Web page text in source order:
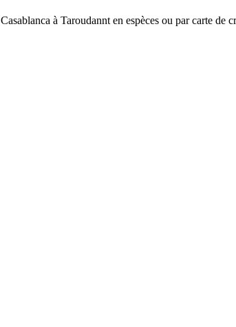
Casablanca à Taroudannt en espèces ou par carte de